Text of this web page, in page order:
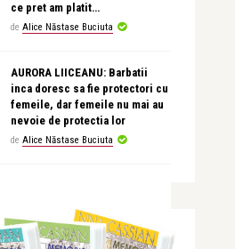
ce pret am platit…
de Alice Năstase Buciuta
AURORA LIICEANU: Barbatii
inca doresc sa fie protectori cu
femeile, dar femeile nu mai au
nevoie de protectia lor
de Alice Năstase Buciuta